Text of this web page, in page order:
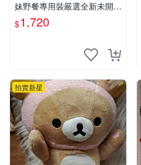
妹野餐專用裝嚴選全新未開
封，包含兩組大童款紙盒裝，
適合收藏與分享。 餅乾熊兄
$1,720
拍賣新星